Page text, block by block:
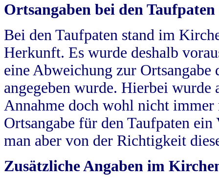
Ortsangaben bei den Taufpaten
Bei den Taufpaten stand im
Herkunft. Es wurde deshalb
eine Abweichung zur
angegeben wurde. Hierbei wurde
Annahme doch wohl nicht
Ortsangabe für den Taufpaten
man aber von der Richtigkeit
Zusätzliche Angaben im